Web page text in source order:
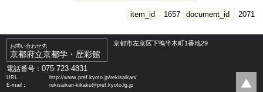
document_id 2071
item_id 1657
お問い合わせ先
京都府立京都学・歴彩館
京都市左京区下鴨半木町1番地29
電話番号：075-723-4831
URL ：
http://www.pref.kyoto.jp/rekisaikan/
E-mail：
rekisaikan-kikaku@pref.kyoto.lg.jp